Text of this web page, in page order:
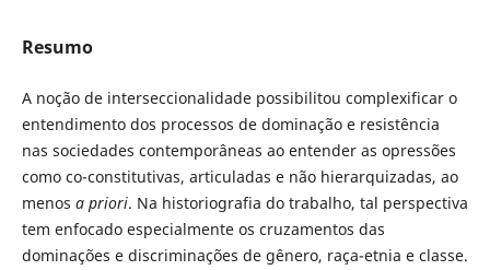
Resumo
A noção de interseccionalidade possibilitou complexificar o
entendimento dos processos de dominação e resistência
nas sociedades contemporâneas ao entender as opressões
como co-constitutivas, articuladas e não hierarquizadas, ao
menos a priori. Na historiografia do trabalho, tal perspectiva
tem enfocado especialmente os cruzamentos das
dominações e discriminações de gênero, raça-etnia e classe.